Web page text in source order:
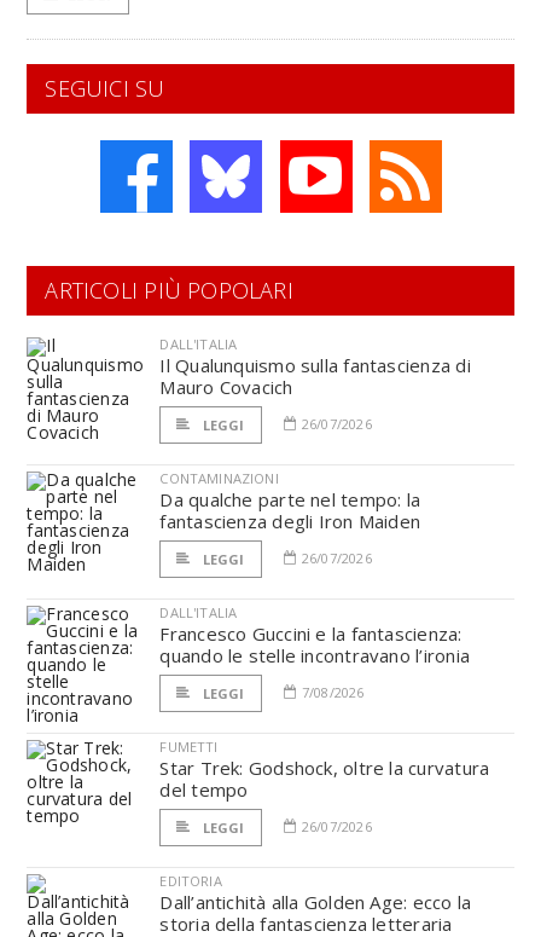
SEGUICI SU
ARTICOLI PIÙ POPOLARI
DALL'ITALIA
Il Qualunquismo sulla fantascienza di
Mauro Covacich
LEGGI 26/07/2026
CONTAMINAZIONI
Da qualche parte nel tempo: la
fantascienza degli Iron Maiden
LEGGI 26/07/2026
DALL'ITALIA
Francesco Guccini e la fantascienza:
quando le stelle incontravano l’ironia
LEGGI 7/08/2026
FUMETTI
Star Trek: Godshock, oltre la curvatura
del tempo
LEGGI 26/07/2026
EDITORIA
Dall’antichità alla Golden Age: ecco la
storia della fantascienza letteraria